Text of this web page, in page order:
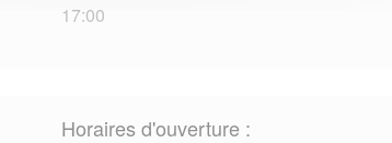
17:00
Horaires d'ouverture :